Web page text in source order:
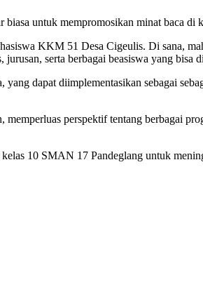
untuk mempromosikan minat baca di
KKM 51 Desa Cigeulis. Di sana,
serta berbagai beasiswa yang bisa
dapat diimplementasikan sebagai
perspektif tentang berbagai
10 SMAN 17 Pandeglang untuk